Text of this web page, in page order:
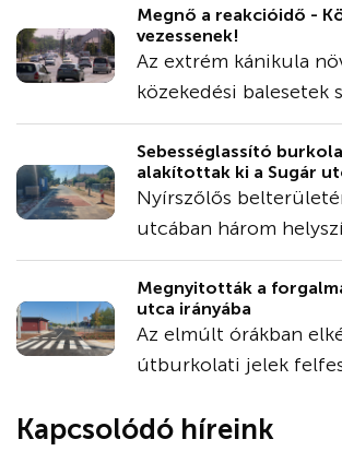
Megnő a reakcióidő -
vezessenek!
Az extrém kánikula
közekedési balesetek
Sebességlassító
alakítottak ki a Sugár
Nyírszőlős
utcában három
Megnyitották a
utca irányába
Az elmúlt órákban
útburkolati jelek
Kapcsolódó híreink